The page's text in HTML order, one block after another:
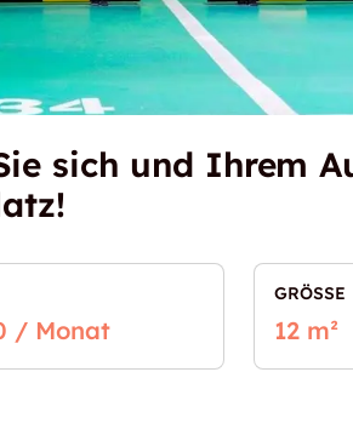
sich und Ihrem
/ Monat
GRÖSSE
12 m²